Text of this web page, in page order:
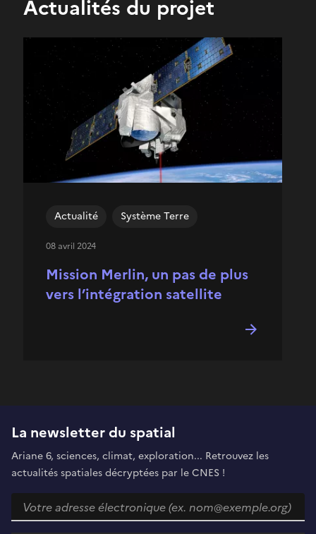
Actualités du projet
Mission Merlin, un pas de plus
vers l’intégration satellite
Actualité Système Terre
08 avril 2024
La newsletter du spatial
Ariane 6, sciences, climat, exploration... Retrouvez les
actualités spatiales décryptées par le CNES !